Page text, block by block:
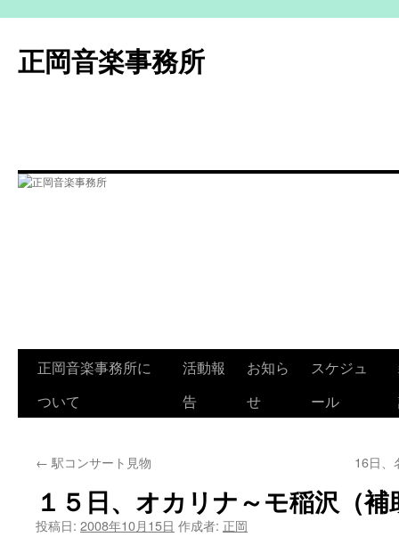
テ
ン
プ
正岡音楽事務所
正岡音楽事務所に
ついて
活動報
告
お知ら
せ
スケジュ
ール
← 駅コンサート見物 16日、
１５日、オカリナ～モ稲沢（補
投稿日: 2008年10月15日 作成者: 正岡